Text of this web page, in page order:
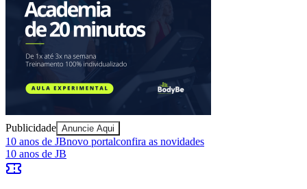
Publicidade Anuncie Aqui